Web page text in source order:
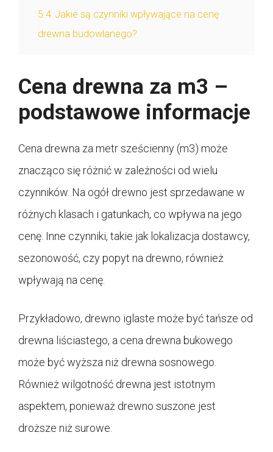
5.4 Jakie są czynniki wpływające na cenę
drewna budowlanego?
Cena drewna za m3 –
podstawowe informacje
Cena drewna za metr sześcienny (m3) może
znacząco się różnić w zależności od wielu
czynników. Na ogół drewno jest sprzedawane w
różnych klasach i gatunkach, co wpływa na jego
cenę. Inne czynniki, takie jak lokalizacja dostawcy,
sezonowość, czy popyt na drewno, również
wpływają na cenę.
Przykładowo, drewno iglaste może być tańsze od
drewna liściastego, a cena drewna bukowego
może być wyższa niż drewna sosnowego.
Również wilgotność drewna jest istotnym
aspektem, ponieważ drewno suszone jest
droższe niż surowe.